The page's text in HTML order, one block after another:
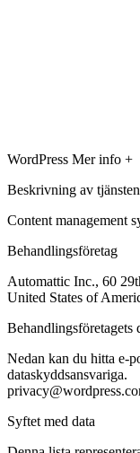
WordPress Mer info +
Beskrivning av tjänsten
Content management
Behandlingsföretag
Automattic Inc., 60
United States of
Behandlingsföretagets
Nedan kan du hitta e-
dataskyddsansvariga.
Syftet med data